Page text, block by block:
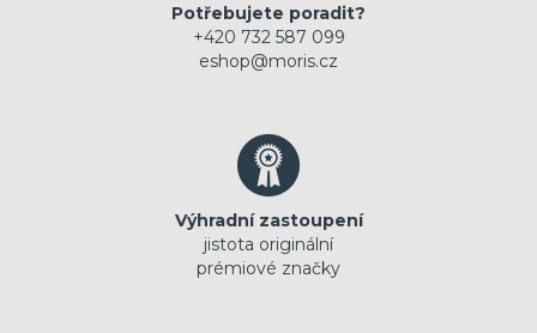
Potřebujete poradit?
+420 732 587 099
eshop@moris.cz
Výhradní zastoupení
jistota originální
prémiové značky